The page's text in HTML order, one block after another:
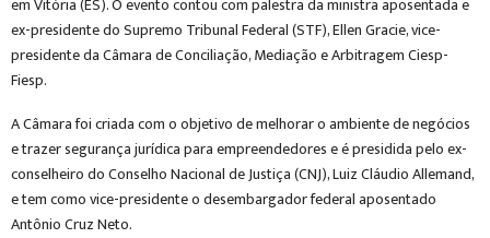
ex-presidente do Supremo Tribunal Federal (STF), Ellen Gracie, vice-
presidente da Câmara de Conciliação, Mediação e Arbitragem Ciesp-
Fiesp.
A Câmara foi criada com o objetivo de melhorar o ambiente de negócios
e trazer segurança jurídica para empreendedores e é presidida pelo ex-
conselheiro do Conselho Nacional de Justiça (CNJ), Luiz Cláudio Allemand,
e tem como vice-presidente o desembargador federal aposentado
Antônio Cruz Neto.